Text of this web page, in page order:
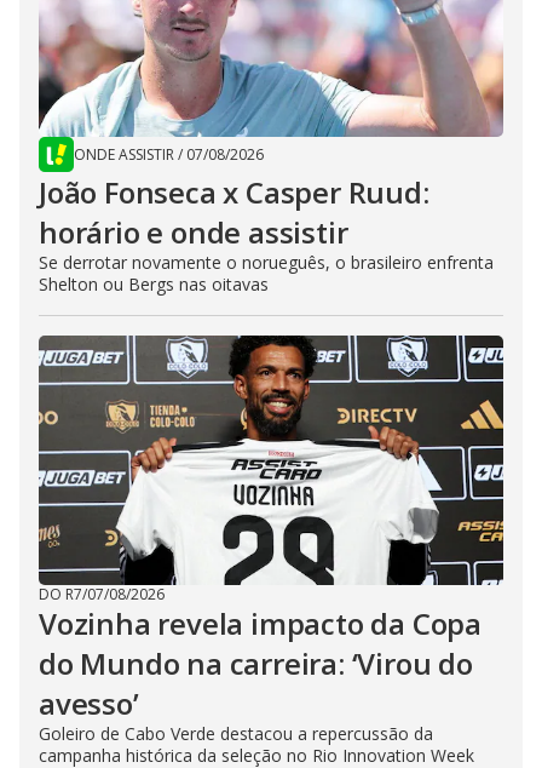
ONDE ASSISTIR/ 07/08/2026
João Fonseca x Casper Ruud:
horário e onde assistir
Se derrotar novamente o norueguês, o brasileiro enfrenta
Shelton ou Bergs nas oitavas
DO R7/07/08/2026
Vozinha revela impacto da Copa
do Mundo na carreira: ‘Virou do
avesso’
Goleiro de Cabo Verde destacou a repercussão da
campanha histórica da seleção no Rio Innovation Week